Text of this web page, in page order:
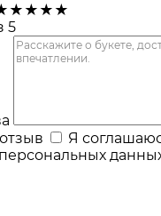
★ ★ ★ ★
5
Я